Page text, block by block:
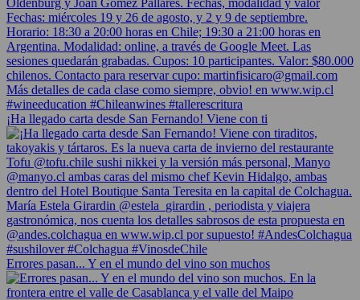
¡Ha llegado carta desde San Fernando! Viene con ti
Errores pasan... Y en el mundo del vino son muchos